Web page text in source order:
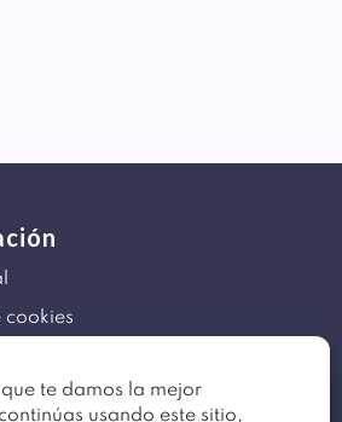
te damos la mejor
usando este sitio,
cookies